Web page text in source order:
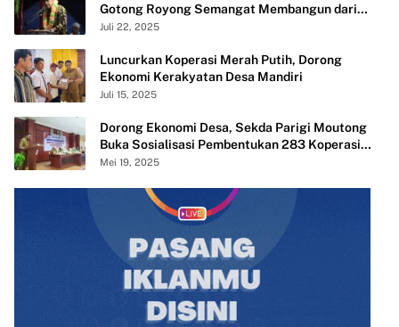
Gotong Royong Semangat Membangun dari
Desa
Juli 22, 2025
Luncurkan Koperasi Merah Putih, Dorong
Ekonomi Kerakyatan Desa Mandiri
Juli 15, 2025
Dorong Ekonomi Desa, Sekda Parigi Moutong
Buka Sosialisasi Pembentukan 283 Koperasi
Merah Putih
Mei 19, 2025